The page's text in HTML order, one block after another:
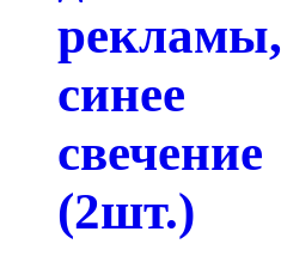
рекламы,
синее
свечение
(2шт.)